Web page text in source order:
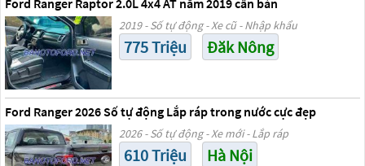
Ford Ranger Raptor 2.0L 4x4 AT năm 2019 cần bán
2019 - Số tự động - Xe cũ - Nhập khẩu
775 Triệu Đăk Nông
Ford Ranger 2026 Số tự động Lắp ráp trong nước cực đẹp
2026 - Số tự động - Xe mới - Lắp ráp
610 Triệu Hà Nội